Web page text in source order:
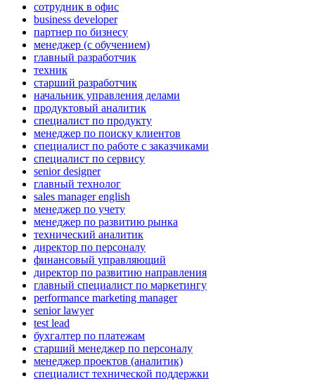
сотрудник в офис
business developer
партнер по бизнесу
менеджер (с обучением)
главный разработчик
техник
старший разработчик
начальник управления делами
продуктовый аналитик
специалист по продукту
менеджер по поиску клиентов
специалист по работе с заказчиками
специалист по сервису
senior designer
главный технолог
sales manager english
менеджер по учету
менеджер по развитию рынка
технический аналитик
директор по персоналу
финансовый управляющий
директор по развитию направления
главный специалист по маркетингу
performance marketing manager
senior lawyer
test lead
бухгалтер по платежам
старший менеджер по персоналу
менеджер проектов (аналитик)
специалист технической поддержки